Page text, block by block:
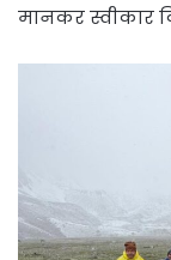
मानकर स्वीकार